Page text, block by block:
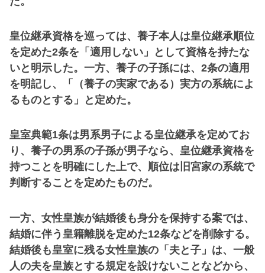
皇位継承資格を巡っては、養子本人は皇位継承順位
を定めた2条を「適用しない」として資格を持たな
いと明示した。一方、養子の子孫には、2条の適用
を明記し、「（養子の実家である）実方の系統によ
るものとする」と定めた。
皇室典範1条は男系男子による皇位継承を定めてお
り、養子の男系の子孫が男子なら、皇位継承資格を
持つことを明確にした上で、順位は旧宮家の系統で
判断することを定めたものだ。
一方、女性皇族が結婚後も身分を保持する案では、
結婚に伴う皇籍離脱を定めた12条などを削除する。
結婚後も皇室に残る女性皇族の「夫と子」は、一般
人の夫を皇族とする規定を設けないことなどから、